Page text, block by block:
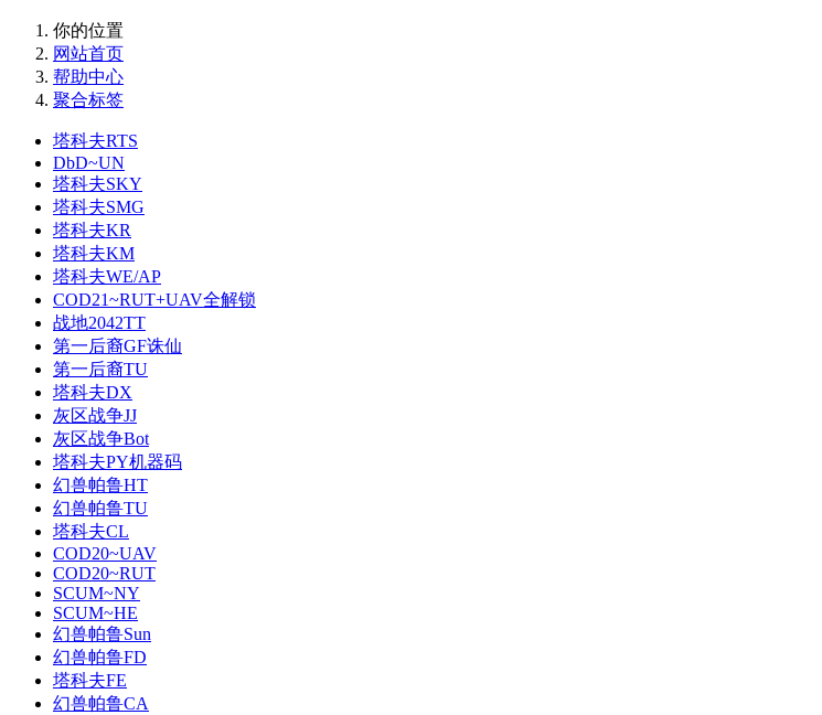
你的位置
网站首页
帮助中心
聚合标签
塔科夫RTS
DbD~UN
塔科夫SKY
塔科夫SMG
塔科夫KR
塔科夫KM
塔科夫WE/AP
COD21~RUT+UAV全解锁
战地2042TT
第一后裔GF诛仙
第一后裔TU
塔科夫DX
灰区战争JJ
灰区战争Bot
塔科夫PY机器码
幻兽帕鲁HT
幻兽帕鲁TU
塔科夫CL
COD20~UAV
COD20~RUT
SCUM~NY
SCUM~HE
幻兽帕鲁Sun
幻兽帕鲁FD
塔科夫FE
幻兽帕鲁CA